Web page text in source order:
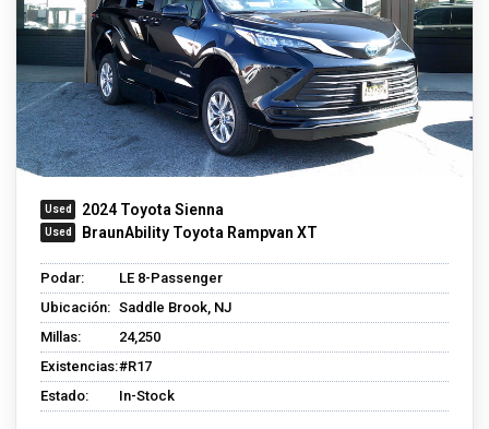
2024 Toyota Sienna
BraunAbility Toyota Rampvan XT
Podar:
LE 8-Passenger
Ubicación: Saddle Brook, NJ
Millas:
24,250
Existencias:#R17
Estado:
In-Stock